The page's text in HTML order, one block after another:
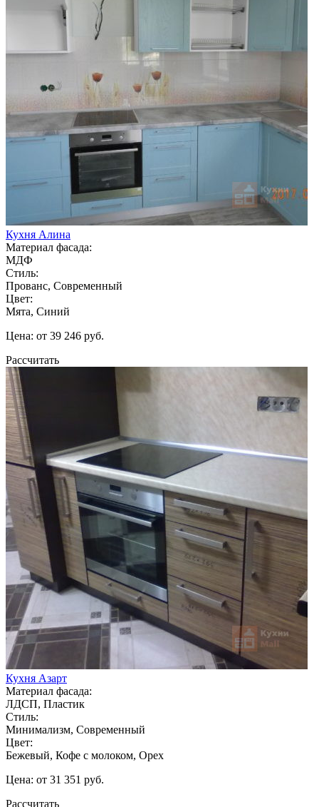
Кухня Алина
Материал фасада:
МДФ
Стиль:
Прованс, Современный
Цвет:
Мята, Синий
Цена: от 39 246 руб.
Рассчитать
Кухня Азарт
Материал фасада:
ЛДСП, Пластик
Стиль:
Минимализм, Современный
Цвет:
Бежевый, Кофе с молоком, Орех
Цена: от 31 351 руб.
Рассчитать